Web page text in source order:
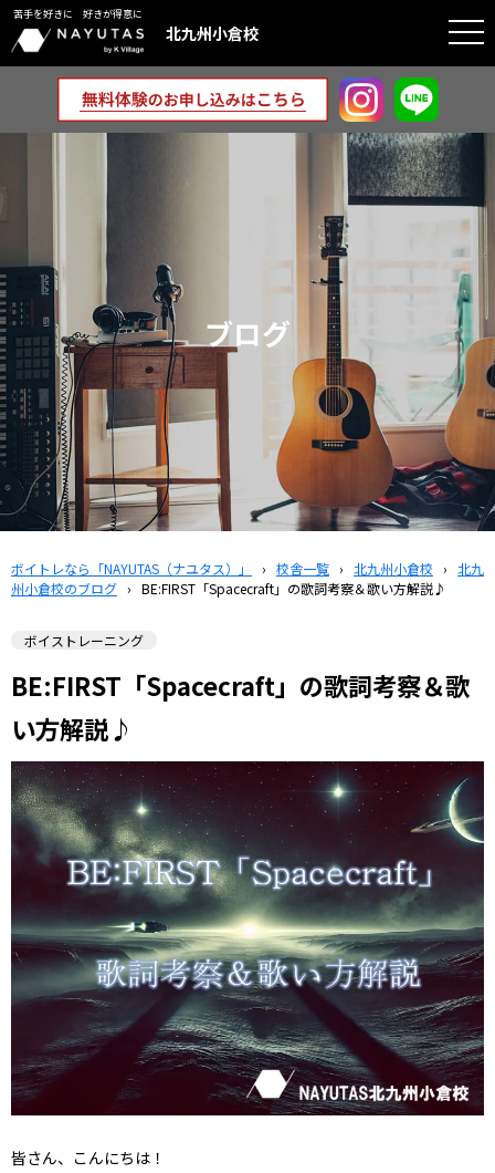
苦手を好きに 好きが得意に
北九州小倉校
ブログ
ボイトレなら「NAYUTAS（ナユタス）」 › 校舎一覧 › 北九州小倉校 › 北九
州小倉校のブログ › BE:FIRST「Spacecraft」の歌詞考察＆歌い方解説♪
ボイストレーニング
BE:FIRST「Spacecraft」の歌詞考察＆歌
い方解説♪
皆さん、こんにちは！